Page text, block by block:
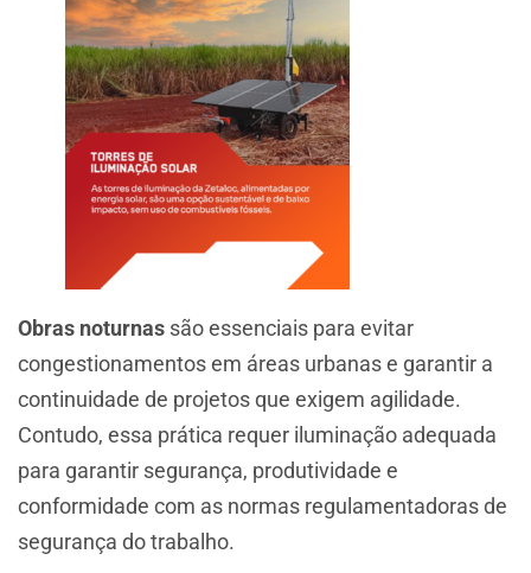
Obras noturnas são essenciais para evitar
congestionamentos em áreas urbanas e garantir a
continuidade de projetos que exigem agilidade.
Contudo, essa prática requer iluminação adequada
para garantir segurança, produtividade e
conformidade com as normas regulamentadoras de
segurança do trabalho.